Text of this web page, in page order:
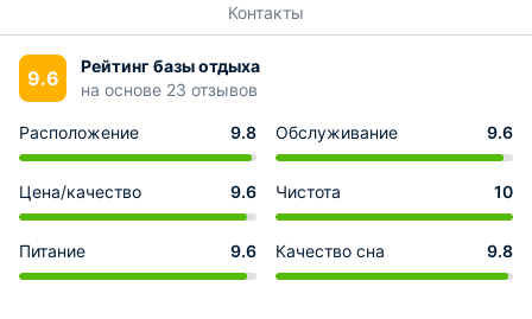
Контакты
9.6
Рейтинг базы отдыха
на основе 23 отзывов
Расположение 9.8 Обслуживание 9.6
Цена/качество 9.6 Чистота 10
Питание 9.6 Качество сна 9.8